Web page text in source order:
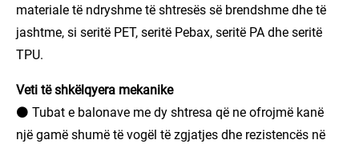
materiale të ndryshme të shtresës së brendshme dhe të
jashtme, si seritë PET, seritë Pebax, seritë PA dhe seritë
TPU.
Veti të shkëlqyera mekanike
⚫ Tubat e balonave me dy shtresa që ne ofrojmë kanë
një gamë shumë të vogël të zgjatjes dhe rezistencës në